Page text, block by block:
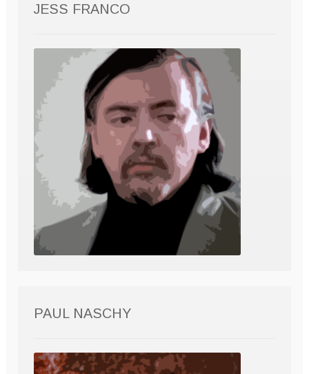
JESS FRANCO
PAUL NASCHY